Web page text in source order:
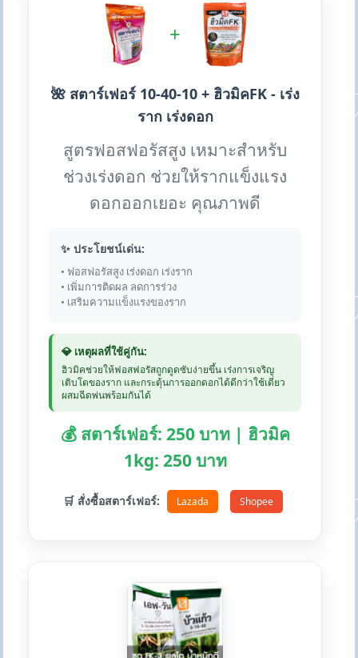
+
🌺 สตาร์เฟอร์ 10-40-10 + ฮิวมิคFK - เร่ง
ราก เร่งดอก
สูตรฟอสฟอรัสสูง เหมาะสำหรับ
ช่วงเร่งดอก ช่วยให้รากแข็งแรง
ดอกออกเยอะ คุณภาพดี
✨ ประโยชน์เด่น:
• ฟอสฟอรัสสูง เร่งดอก เร่งราก
• เพิ่มการติดผล ลดการร่วง
• เสริมความแข็งแรงของราก
💎 เหตุผลที่ใช้คู่กัน:
ฮิวมิคช่วยให้ฟอสฟอรัสถูกดูดซับง่ายขึ้น เร่งการเจริญ
เติบโตของราก และกระตุ้นการออกดอกได้ดีกว่าใช้เดี่ยว
ผสมฉีดพ่นพร้อมกันได้
💰 สตาร์เฟอร์: 250 บาท | ฮิวมิค
1kg: 250 บาท
🛒 สั่งซื้อสตาร์เฟอร์: Lazada Shopee